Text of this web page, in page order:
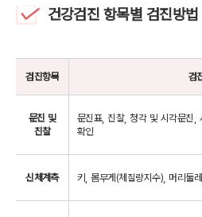
건강검진 항목별 검진방법
검진항목 검
문진 및
진찰
문진표, 진찰, 청각 및 시각문진,
확인
신체계측 키, 몸무게(체질량지수), 머리둘레